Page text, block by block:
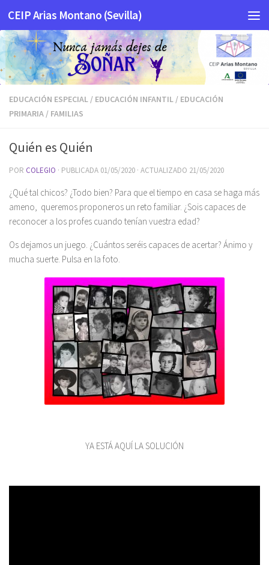
Saltar al contenido
CEIP Arias Montano (Sevilla)
EDUCACIÓN ESPECIAL / EDUCACIÓN INFANTIL / EDUCACIÓN
PRIMARIA / FAMILIAS
Quién es Quién
POR COLEGIO · PUBLICADA 01/05/2020 · ACTUALIZADO 21/05/2020
¿Qué tal chicos? ¿Todo bien? Para que el tiempo en casa se haga más
ameno, queremos proponeros un reto familiar. ¿Sois capaces de
reconocer a los profes cuando tenían vuestra edad?
Os dejamos un juego. ¿Cuántos seréis capaces de acertar? Ánimo y
mucha suerte. Pulsa en la foto.
YA ESTÁ AQUÍ LA SOLUCIÓN